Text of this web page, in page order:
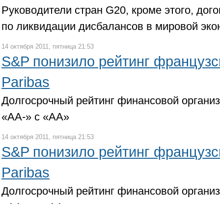
Руководители стран G20, кроме этого,
по ликвидации дисбалансов в мировой
14 октября 2011, пятница 21:53
S&P понизило рейтинг
Paribas
Долгосрочный рейтинг финансовой
«АА-» с «АА»
14 октября 2011, пятница 21:53
S&P понизило рейтинг
Paribas
Долгосрочный рейтинг финансовой